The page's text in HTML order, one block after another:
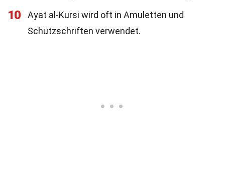
10
Ayat al-Kursi wird oft in Amuletten und
Schutzschriften verwendet.